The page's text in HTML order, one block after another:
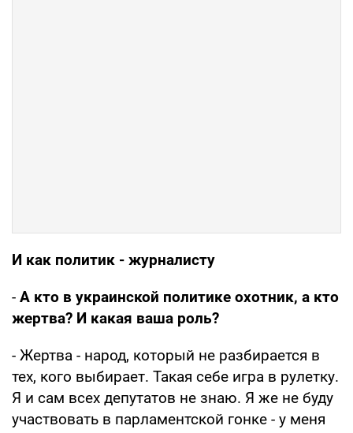
И как политик - журналисту
- А кто в украинской политике охотник, а кто
жертва? И какая ваша роль?
- Жертва - народ, который не разбирается в
тех, кого выбирает. Такая себе игра в рулетку.
Я и сам всех депутатов не знаю. Я же не буду
участвовать в парламентской гонке - у меня